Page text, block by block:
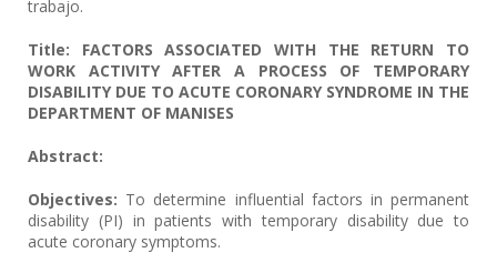
trabajo.
Title: FACTORS ASSOCIATED WITH THE RETURN TO
WORK ACTIVITY AFTER A PROCESS OF TEMPORARY
DISABILITY DUE TO ACUTE CORONARY SYNDROME IN THE
DEPARTMENT OF MANISES
Abstract:
Objectives: To determine influential factors in permanent
disability (PI) in patients with temporary disability due to
acute coronary symptoms.